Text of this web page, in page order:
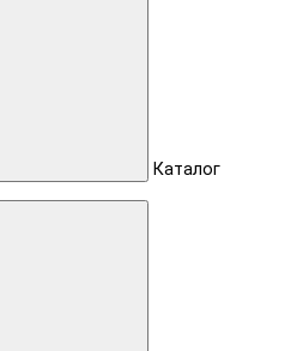
Каталог